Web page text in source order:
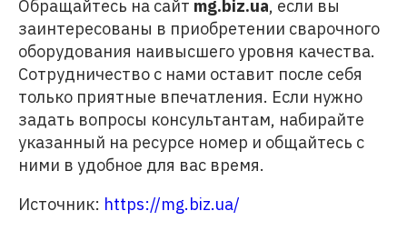
Обращайтесь на сайт mg.biz.ua, если вы
заинтересованы в приобретении сварочного
оборудования наивысшего уровня качества.
Сотрудничество с нами оставит после себя
только приятные впечатления. Если нужно
задать вопросы консультантам, набирайте
указанный на ресурсе номер и общайтесь с
ними в удобное для вас время.
Источник: https://mg.biz.ua/